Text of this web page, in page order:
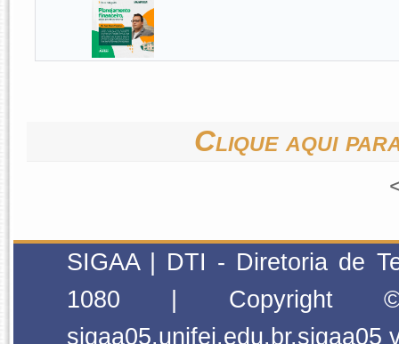
Clique aqui
SIGAA | DTI - Diretoria de
1080 | Copyright
sigaa05.unifei.edu.br.sigaa05